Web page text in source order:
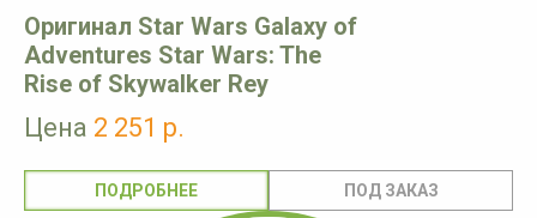
Оригинал Star Wars Galaxy of
Adventures Star Wars: The
Rise of Skywalker Rey
Цена 2 251 р.
ПОДРОБНЕЕ